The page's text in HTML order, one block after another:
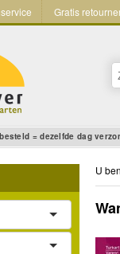
Gratis
= dezelfde dag
U